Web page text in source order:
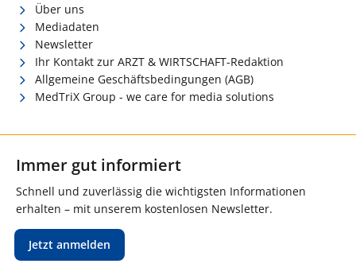
Über uns
Mediadaten
Newsletter
Ihr Kontakt zur ARZT & WIRTSCHAFT-Redaktion
Allgemeine Geschäftsbedingungen (AGB)
MedTriX Group - we care for media solutions
Immer gut informiert
Schnell und zuverlässig die wichtigsten Informationen
erhalten – mit unserem kostenlosen Newsletter.
Jetzt anmelden